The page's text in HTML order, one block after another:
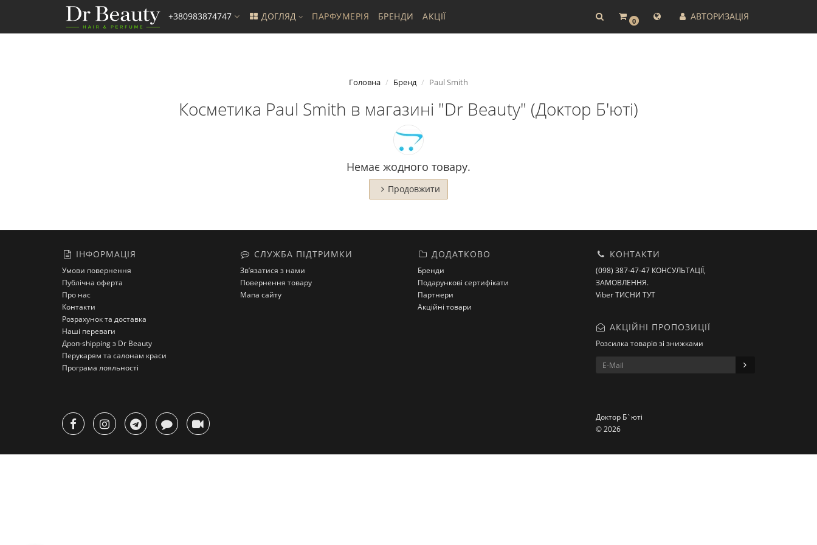
0 АВТОРИЗАЦІЯ
+380983874747 ДОГЛЯД ПАРФУМЕРІЯ БРЕНДИ АКЦІЇ
Головна Бренд Paul Smith
Косметика Paul Smith в магазині "Dr Beauty" (Доктор Б'юті)
Немає жодного товару.
Продовжити
ІНФОРМАЦІЯ
Умови повернення
Публічна оферта
Про нас
Контакти
Розрахунок та доставка
Наші переваги
Дроп-shipping з Dr Beauty
Перукарям та салонам краси
Програма лояльності
СЛУЖБА ПІДТРИМКИ
Зв’язатися з нами
Повернення товару
Мапа сайту
ДОДАТКОВО
Бренди
Подарункові сертифікати
Партнери
Акційні товари
КОНТАКТИ
(098) 387-47-47 КОНСУЛЬТАЦІЇ,
ЗАМОВЛЕННЯ.
Viber ТИСНИ ТУТ
АКЦІЙНІ ПРОПОЗИЦІЇ
Розсилка товарів зі знижками
Доктор Б`юті
© 2026